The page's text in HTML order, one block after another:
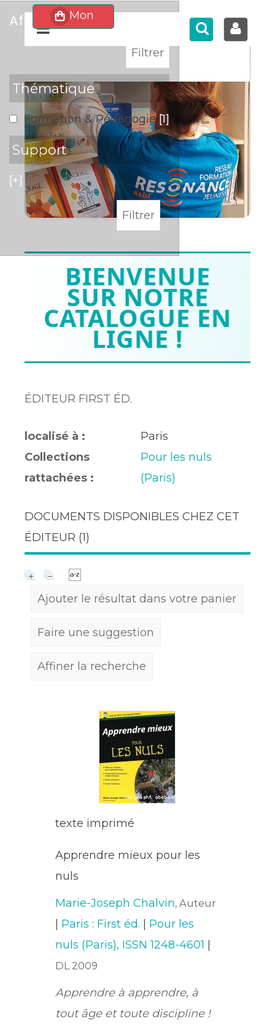
BIENVENUE
SUR NOTRE
CATALOGUE EN
LIGNE !
ÉDITEUR FIRST ÉD.
localisé à :
Paris
Collections
rattachées :
Pour les nuls
(Paris)
DOCUMENTS DISPONIBLES CHEZ CET
ÉDITEUR (1)
Ajouter le résultat dans votre panier
Faire une suggestion
Affiner la recherche
texte imprimé
Apprendre mieux pour les
nuls
Marie-Joseph Chalvin, Auteur
Paris : First éd.
Pour les
nuls (Paris), ISSN 1248-4601
DL 2009
Apprendre à apprendre, à
tout âge et toute discipline !
affiner
Thématique
Formation & Pédagogie [1]
Support
[+]